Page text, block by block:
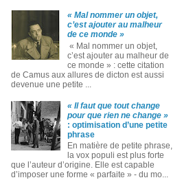
« Mal nommer un objet,
c’est ajouter au malheur
de ce monde »
« Mal nommer un objet,
c’est ajouter au malheur de
ce monde » : cette citation
de Camus aux allures de dicton est aussi
devenue une petite ...
« Il faut que tout change
pour que rien ne change »
: optimisation d’une petite
phrase
En matière de petite phrase,
la vox populi est plus forte
que l’auteur d’origine. Elle est capable
d’imposer une forme « parfaite » ‑ du mo...